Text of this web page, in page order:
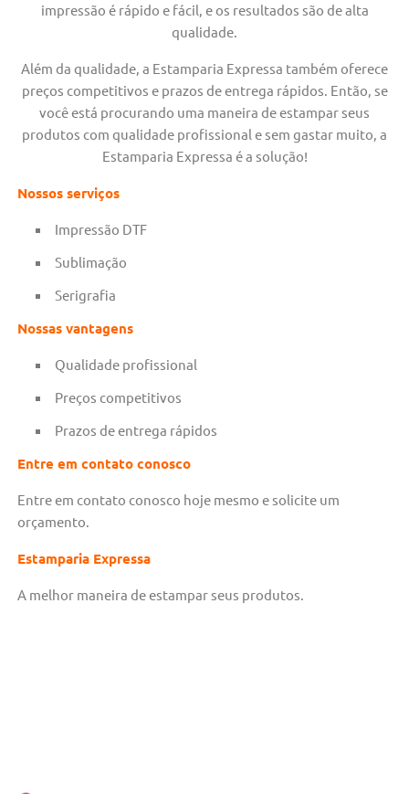
impressão é rápido e fácil, e os resultados são de alta
qualidade.
Além da qualidade, a Estamparia Expressa também oferece
preços competitivos e prazos de entrega rápidos. Então, se
você está procurando uma maneira de estampar seus
produtos com qualidade profissional e sem gastar muito, a
Estamparia Expressa é a solução!
Nossos serviços
Impressão DTF
Sublimação
Serigrafia
Nossas vantagens
Qualidade profissional
Preços competitivos
Prazos de entrega rápidos
Entre em contato conosco
Entre em contato conosco hoje mesmo e solicite um
orçamento.
Estamparia Expressa
A melhor maneira de estampar seus produtos.